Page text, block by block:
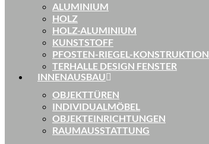
ALUMINIUM
HOLZ
HOLZ-ALUMINIUM
KUNSTSTOFF
PFOSTEN-RIEGEL-KONSTRUKTION
TERHALLE DESIGN FENSTER
INNENAUSBAU
OBJEKTTÜREN
INDIVIDUALMÖBEL
OBJEKTEINRICHTUNGEN
RAUMAUSSTATTUNG